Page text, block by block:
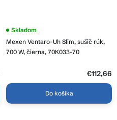
Mexen Ventaro-Uh Slim, sušič rúk,
700 W, čierna, 70K033-70
Skladom
€112,66
Do košíka